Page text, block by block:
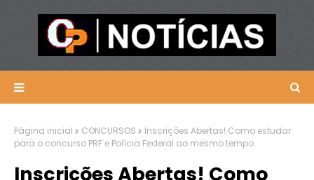
Página inicial CONCURSOS
Inscrições Abertas! Como estudar
para o concurso PRF e Polícia Federal ao mesmo tempo
Inscrições Abertas! Como